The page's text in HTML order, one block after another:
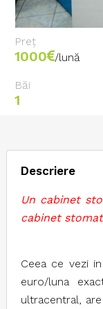
Preț
1000 /lună
Băi
1
Descriere
Un cabinet
cabinet
Ceea ce vezi
euro/luna
ultracentral,